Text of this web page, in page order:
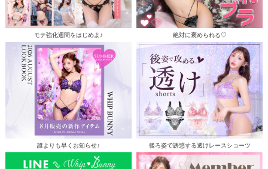
モテ強化週間をはじめよ♪ 絶対に褒められる♡
誰よりも早くお知らせ♪ 後ろ姿で誘惑する透けレースショーツ